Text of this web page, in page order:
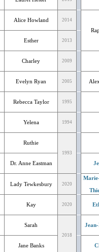
Alice Howland 2014
Esther 2013
Charley 2009
Evelyn Ryan 2005
Rebecca Taylor 1995
Yelena 1994
Ruthie
1993
Dr. Anne Eastman
Lady Tewkesbury 2020
Kay 2020
Sarah
2018
Jane Banks